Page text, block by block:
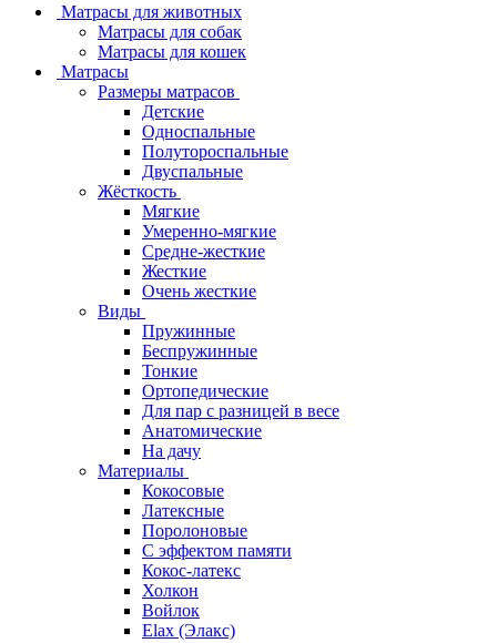
Матрасы для животных
Матрасы для собак
Матрасы для кошек
Матрасы
Размеры матрасов
Детские
Односпальные
Полутороспальные
Двуспальные
Жёсткость
Мягкие
Умеренно-мягкие
Средне-жесткие
Жесткие
Очень жесткие
Виды
Пружинные
Беспружинные
Тонкие
Ортопедические
Для пар с разницей в весе
Анатомические
На дачу
Материалы
Кокосовые
Латексные
Поролоновые
С эффектом памяти
Кокос-латекс
Холкон
Войлок
Elax (Элакс)